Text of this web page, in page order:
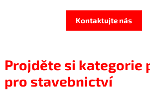
Kontaktujte nás
Projděte si kategorie
pro stavebnictví